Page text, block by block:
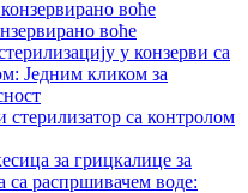
воће
са контролом